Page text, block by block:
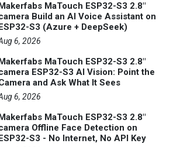
MaTouch ESP32-S3 2.8"
Build an AI Voice Assistant on
S3 (Azure + DeepSeek)
6, 2026
MaTouch ESP32-S3 2.8"
ESP32-S3 AI Vision: Point the
and Ask What It Sees
6, 2026
MaTouch ESP32-S3 2.8"
Offline Face Detection on
S3 - No Internet, No API Key